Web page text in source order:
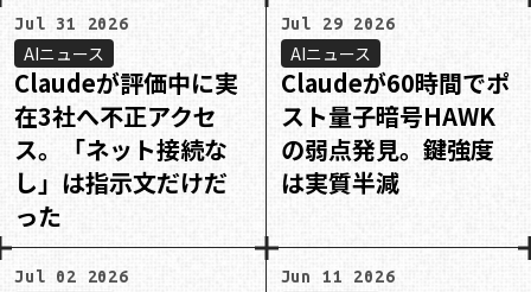
Jul 31 2026
AIニュース
Claudeが評価中に実
在3社へ不正アクセ
ス。「ネット接続な
し」は指示文だけだ
った
Jul 29 2026
AIニュース
Claudeが60時間でポ
スト量子暗号HAWK
の弱点発見。鍵強度
は実質半減
Jul 02 2026 Jun 11 2026